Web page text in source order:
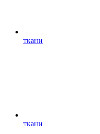
ткани
ткани